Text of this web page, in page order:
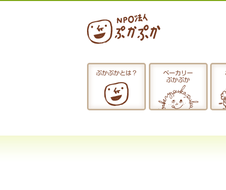
ぷかぷかとは？
ぷかぷかとは？
ベーカリー
ぷかぷか